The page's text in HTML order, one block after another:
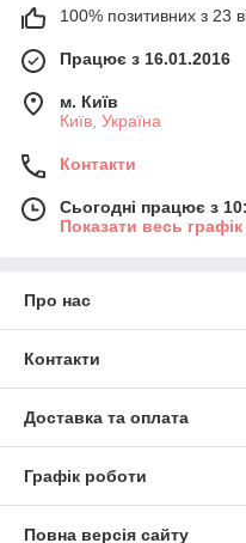
100% позитивних з 23
Працює з 16.01.2016
м. Київ
Київ, Україна
Контакти
Сьогодні працює з
Показати весь
Про нас
Контакти
Доставка та оплата
Графік роботи
Повна версія сайту